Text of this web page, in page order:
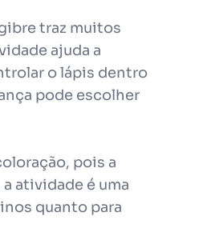
traz muitos
ajuda a
o lápis dentro
pode escolher
pois a
atividade é uma
quanto para